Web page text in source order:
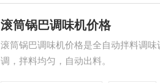
滚筒锅巴调味机价格
滚筒锅巴调味机价格是全自动拌料调
调，拌料均匀，自动出料。